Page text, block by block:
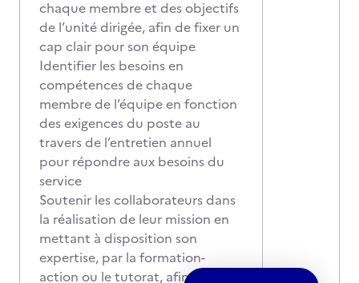
chaque membre et des objectifs
de l’unité dirigée, afin de fixer un
cap clair pour son équipe
Identifier les besoins en
compétences de chaque
membre de l’équipe en fonction
des exigences du poste au
travers de l’entretien annuel
pour répondre aux besoins du
service
Soutenir les collaborateurs dans
la réalisation de leur mission en
mettant à disposition son
expertise, par la formation-
action ou le tutorat, afin de